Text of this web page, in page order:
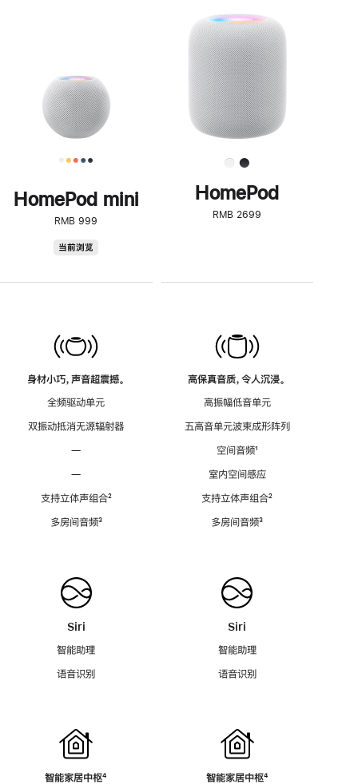
HomePod mini
RMB 999
当前浏览
身材小巧，声音超震撼。
全频驱动单元
双振动抵消无源辐射器
—
—
支持立体声组合脚
²
多房间音频脚
³
Siri
智能助理
语音识别
智能家居中枢脚
⁴
步
了
解
HomePod<
HomePod
RMB 2699
高保真音质，令人沉浸。
高振幅低音单元
五高音单元波束成形阵列
空间音频脚
¹
室内空间感应
支持立体声组合脚
²
多房间音频脚
³
Siri
智能助理
语音识别
智能家居中枢脚
⁴